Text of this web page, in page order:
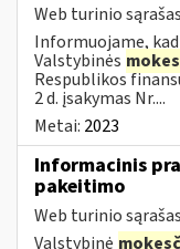
Web turinio sąrašas
Informuojame,
Valstybinės
Respublikos
2 d. įsakymas Nr....
Metai: 2023
Informacinis
pakeitimo
Web turinio sąrašas
Valstybinė